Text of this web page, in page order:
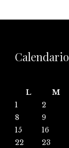
Calendario
L
M
1
2
8
9
15
16
22
23